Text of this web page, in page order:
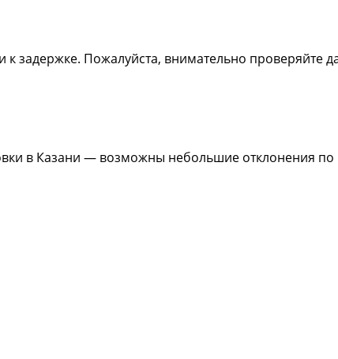
задержке. Пожалуйста, внимательно проверяйте
в Казани — возможны небольшие отклонения